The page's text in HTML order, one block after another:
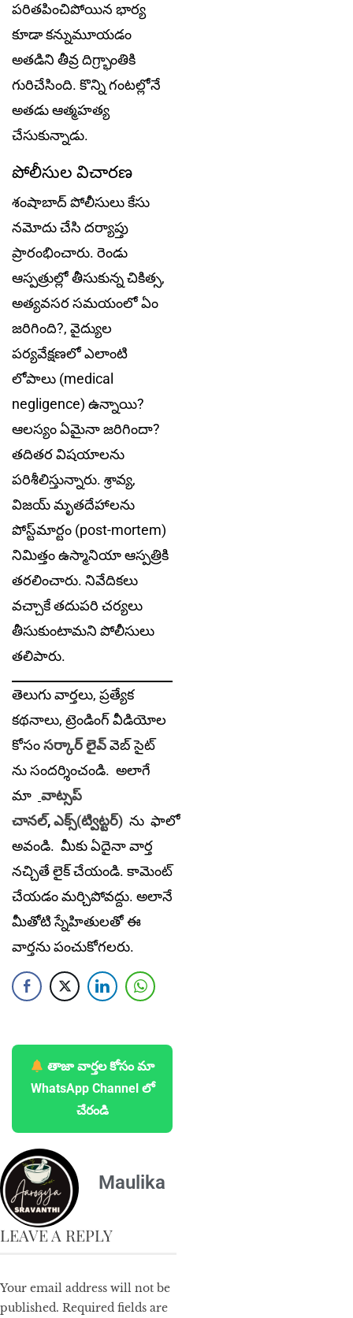
ప‌రిత‌పించిపోయిన భార్య
కూడా క‌న్నుమూయ‌డం
అత‌డిని తీవ్ర దిగ్ర్భాంతికి
గురిచేసింది. కొన్ని గంట‌ల్లోనే
అత‌డు ఆత్మ‌హ‌త్య
చేసుకున్నాడు.
పోలీసుల విచార‌ణ‌
శంషాబాద్ పోలీసులు కేసు
నమోదు చేసి దర్యాప్తు
ప్రారంభించారు. రెండు
ఆస్ప‌త్రుల్లో తీసుకున్న చికిత్స,
అత్యవసర సమయంలో ఏం
జరిగింది?, వైద్యుల
పర్యవేక్షణలో ఎలాంటి
లోపాలు (medical
negligence) ఉన్నాయి?
ఆలస్యం ఏమైనా జరిగిందా?
త‌దిత‌ర విషయాలను
పరిశీలిస్తున్నారు. శ్రావ్య‌,
విజ‌య్ మృత‌దేహాల‌ను
పోస్ట్‌మార్టం (post-mortem)
నిమిత్తం ఉస్మానియా ఆస్ప‌త్రికి
త‌ర‌లించారు. నివేదికలు
వచ్చాకే త‌దుప‌రి చ‌ర్య‌లు
తీసుకుంటామ‌ని పోలీసులు
త‌లిపారు.
తెలుగు వార్తలు, ప్రత్యేక
కథనాలు, ట్రెండింగ్ వీడియోల
కోసంసర్కార్ లైవ్వెబ్ సైట్
ను సందర్శించండి. అలాగే
మా వాట్సప్
చానల్,ఎక్స్(ట్విట్టర్) ను ఫాలో
అవండి. మీకు ఏదైనా వార్త
నచ్చితే లైక్ చేయండి. కామెంట్
చేయడం మర్చిపోవద్దు. అలానే
మీతోటి స్నేహితులతో ఈ
వార్తను పంచుకోగలరు.
తాజా వార్తల కోసం మా
WhatsApp Channel లో
చేరండి
Maulika
LEAVE A REPLY
Your email address will not be
published. Required fields are